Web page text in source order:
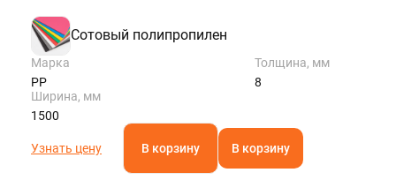
Сотовый полипропилен
Марка
PP
Толщина, мм
8
Ширина, мм
1500
Узнать цену В корзину В корзину